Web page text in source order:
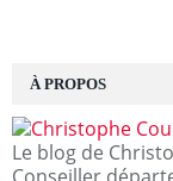
À PROPOS
Le blog de